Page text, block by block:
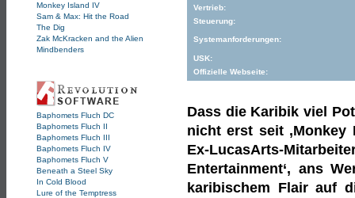
Monkey Island IV
Sam & Max: Hit the Road
The Dig
Zak McKracken and the Alien
Mindbenders
Baphomets Fluch DC
Baphomets Fluch II
Baphomets Fluch III
Baphomets Fluch IV
Baphomets Fluch V
Beneath a Steel Sky
In Cold Blood
Lure of the Temptress
Vertrieb:
Steuerung:
Systemanforderungen:
USK:
Offizielle Webseite:
Dass die Karibik viel
nicht erst seit
Ex-LucasArts-
Entertainment‘, ans
karibischem Flair auf